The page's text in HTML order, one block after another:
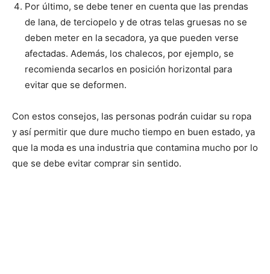
Por último, se debe tener en cuenta que las prendas
de lana, de terciopelo y de otras telas gruesas no se
deben meter en la secadora, ya que pueden verse
afectadas. Además, los chalecos, por ejemplo, se
recomienda secarlos en posición horizontal para
evitar que se deformen.
Con estos consejos, las personas podrán cuidar su ropa
y así permitir que dure mucho tiempo en buen estado, ya
que la moda es una industria que contamina mucho por lo
que se debe evitar comprar sin sentido.